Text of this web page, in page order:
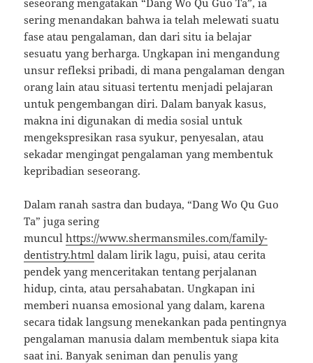
sering menandakan bahwa ia telah melewati suatu
fase atau pengalaman, dan dari situ ia belajar
sesuatu yang berharga. Ungkapan ini mengandung
unsur refleksi pribadi, di mana pengalaman dengan
orang lain atau situasi tertentu menjadi pelajaran
untuk pengembangan diri. Dalam banyak kasus,
makna ini digunakan di media sosial untuk
mengekspresikan rasa syukur, penyesalan, atau
sekadar mengingat pengalaman yang membentuk
kepribadian seseorang.
Dalam ranah sastra dan budaya, “Dang Wo Qu Guo
Ta” juga sering
munculhttps://www.shermansmiles.com/family-
dentistry.html dalam lirik lagu, puisi, atau cerita
pendek yang menceritakan tentang perjalanan
hidup, cinta, atau persahabatan. Ungkapan ini
memberi nuansa emosional yang dalam, karena
secara tidak langsung menekankan pada pentingnya
pengalaman manusia dalam membentuk siapa kita
saat ini. Banyak seniman dan penulis yang